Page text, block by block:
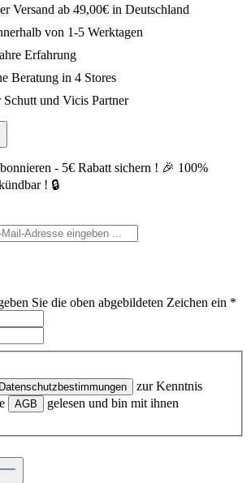
Versand ab 49,00€ in Deutschland
von 1-5 Werktagen
Erfahrung
Beratung in 4 Stores
und Vicis Partner
- 5€ Rabatt sichern ! 🎉 100%
! 🔒
Sie die oben abgebildeten Zeichen ein *
Datenschutzbestimmungen
zur Kenntnis
AGB
gelesen und bin mit ihnen